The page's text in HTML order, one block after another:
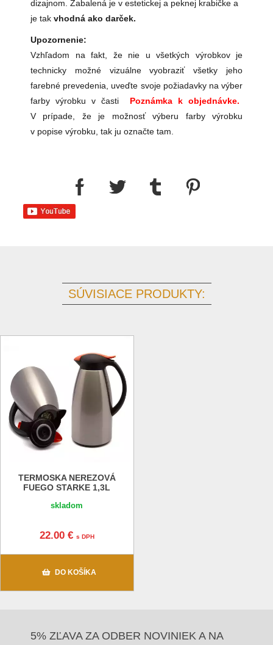
dizajnom. Zabalená je v estetickej a peknej krabičke a
je tak vhodná ako darček.
Upozornenie:
Vzhľadom na fakt, že nie u všetkých výrobkov je
technicky možné vizuálne vyobraziť všetky jeho
farebné prevedenia, uveďte svoje požiadavky na výber
farby výrobku v časti Poznámka k objednávke.
V prípade, že je možnosť výberu farby výrobku
v popise výrobku, tak ju označte tam.
SÚVISIACE PRODUKTY:
TERMOSKA NEREZOVÁ
FUEGO STARKE 1,3L
skladom
22.00 € s DPH
DO KOŠÍKA
5% ZĽAVA ZA ODBER NOVINIEK A NA